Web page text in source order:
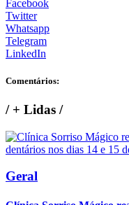
Facebook
Twitter
Whatsapp
Telegram
LinkedIn
Comentários:
/+ Lidas /
Geral